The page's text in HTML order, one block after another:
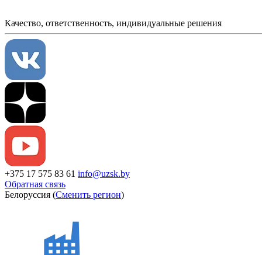
Качество, ответственность, индивидуальные решения
+375 17 575 83 61 info@uzsk.by
Обратная связь
Белоруссия (Сменить регион)